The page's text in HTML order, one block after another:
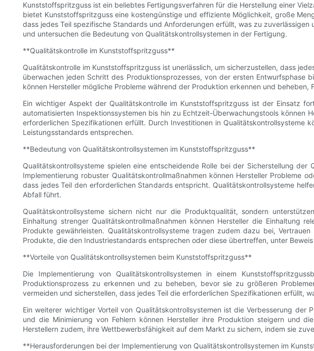
Kunststoffspritzguss ist ein beliebtes Fertigungsverfahren für die Herstellung einer
bietet Kunststoffspritzguss eine kostengünstige und effiziente Möglichkeit, große
dass jedes Teil spezifische Standards und Anforderungen erfüllt, was zu
und untersuchen die Bedeutung von Qualitätskontrollsystemen in der Fertigung.
**Qualitätskontrolle im Kunststoffspritzguss**
Qualitätskontrolle im Kunststoffspritzguss ist unerlässlich, um sicherzustellen, dass
überwachen jeden Schritt des Produktionsprozesses, von der ersten Entwurfsphase
können Hersteller mögliche Probleme während der Produktion erkennen und
Ein wichtiger Aspekt der Qualitätskontrolle im Kunststoffspritzguss ist der Einsatz
automatisierten Inspektionssystemen bis hin zu Echtzeit-Überwachungstools können
erforderlichen Spezifikationen erfüllt. Durch Investitionen in Qualitätskontrollsysteme
Leistungsstandards entsprechen.
**Bedeutung von Qualitätskontrollsystemen im Kunststoffspritzguss**
Qualitätskontrollsysteme spielen eine entscheidende Rolle bei der Sicherstellung
Implementierung robuster Qualitätskontrollmaßnahmen können Hersteller Probleme
dass jedes Teil den erforderlichen Standards entspricht. Qualitätskontrollsysteme
Abfall führt.
Qualitätskontrollsysteme sichern nicht nur die Produktqualität, sondern
Einhaltung strenger Qualitätskontrollmaßnahmen können Hersteller die Einhaltung
Produkte gewährleisten. Qualitätskontrollsysteme tragen zudem dazu bei,
Produkte, die den Industriestandards entsprechen oder diese übertreffen, unter Beweis
**Vorteile von Qualitätskontrollsystemen beim Kunststoffspritzguss**
Die Implementierung von Qualitätskontrollsystemen in einem
Produktionsprozess zu erkennen und zu beheben, bevor sie zu größeren
vermeiden und sicherstellen, dass jedes Teil die erforderlichen Spezifikationen erfüllt,
Ein weiterer wichtiger Vorteil von Qualitätskontrollsystemen ist die Verbesserung
und die Minimierung von Fehlern können Hersteller ihre Produktion steigern und
Herstellern zudem, ihre Wettbewerbsfähigkeit auf dem Markt zu sichern, indem sie
**Herausforderungen bei der Implementierung von Qualitätskontrollsystemen im